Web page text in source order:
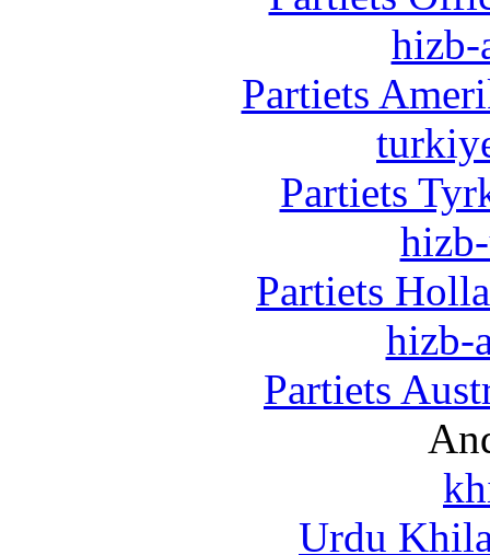
hizb-
Partiets
Partiets
Partiets
hizb-
Partiets
Urdu